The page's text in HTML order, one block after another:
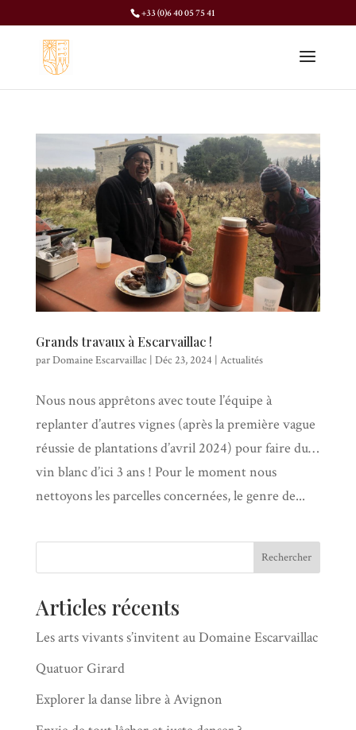
+33 (0)6 40 05 75 41
Grands travaux à Escarvaillac !
parDomaine Escarvaillac | Déc 23, 2024 | Actualités
Nous nous apprêtons avec toute l’équipe à
replanter d’autres vignes (après la première vague
réussie de plantations d’avril 2024) pour faire du…
vin blanc d’ici 3 ans ! Pour le moment nous
nettoyons les parcelles concernées, le genre de...
Rechercher
Articles récents
Les arts vivants s’invitent au Domaine Escarvaillac
Quatuor Girard
Explorer la danse libre à Avignon